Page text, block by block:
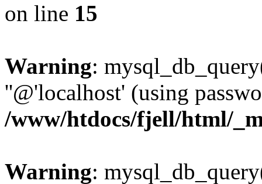
on line 15
Warning:
''@'localhost' (using
/www/htdocs/fjell/html/
Warning: